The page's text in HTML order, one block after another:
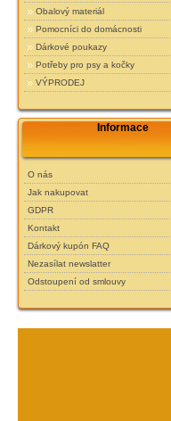
Obalový materiál
Pomocníci do domácnosti
Dárkové poukazy
Potřeby pro psy a kočky
VÝPRODEJ
Informace
O nás
Jak nakupovat
GDPR
Kontakt
Dárkový kupón FAQ
Nezasílat newslatter
Odstoupení od smlouvy